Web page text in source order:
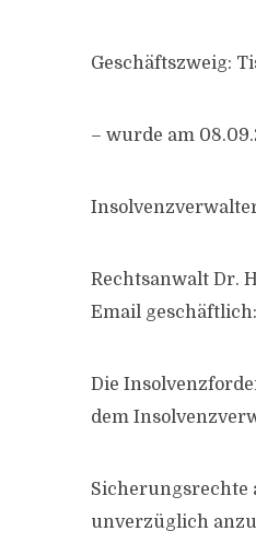
Geschäftszweig:
– wurde am
Rechtsanwalt Dr.
Email geschäftlich:
Die
dem
Sicherungsrechte
unverzüglich